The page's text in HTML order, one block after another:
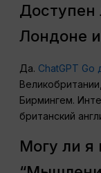
Доступен
Лондоне
Да. ChatGPT Go
Бирмингем.
британский
Могу ли я